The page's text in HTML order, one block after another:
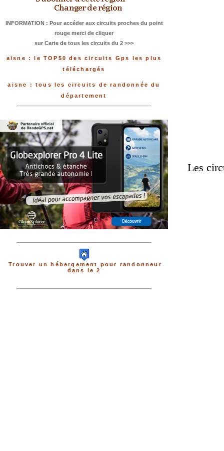
INFORMATION : Pour accéder aux circuits proches du point
rouge merci de cliquer
sur Carte de tous les circuits du 2 >>>
aisne : le TOP50 des circuits Gps les plus
téléchargés
aisne : tous les circuits de randonnée du
département
Trouver un hébergement pour randonneur
dans le 2
Les